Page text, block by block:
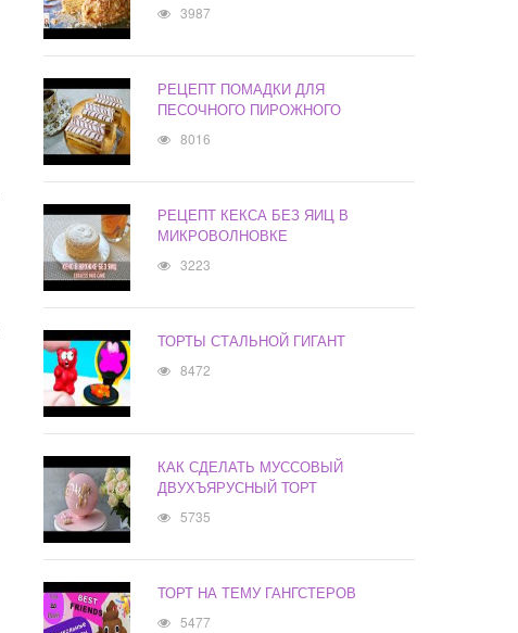
3987
РЕЦЕПТ ПОМАДКИ ДЛЯ
ПЕСОЧНОГО ПИРОЖНОГО
8016
РЕЦЕПТ КЕКСА БЕЗ ЯИЦ В
МИКРОВОЛНОВКЕ
3223
ТОРТЫ СТАЛЬНОЙ ГИГАНТ
8472
КАК СДЕЛАТЬ МУССОВЫЙ
ДВУХЪЯРУСНЫЙ ТОРТ
5735
ТОРТ НА ТЕМУ ГАНГСТЕРОВ
5477